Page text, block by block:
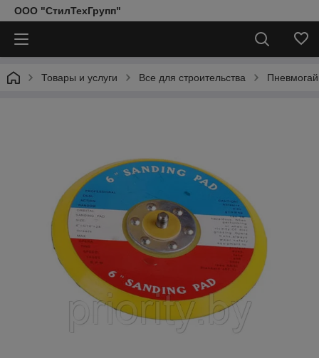
ООО "СтилТехГрупп"
Товары и услуги Все для строительства